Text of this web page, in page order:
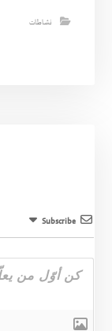
نشاطات
Subscribe